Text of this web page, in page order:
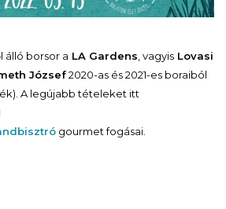
álló borsor a LA Gardens, vagyis Lovasi
József2020-as és 2021-es boraiból
A legújabb tételeket itt
gourmet fogásai.